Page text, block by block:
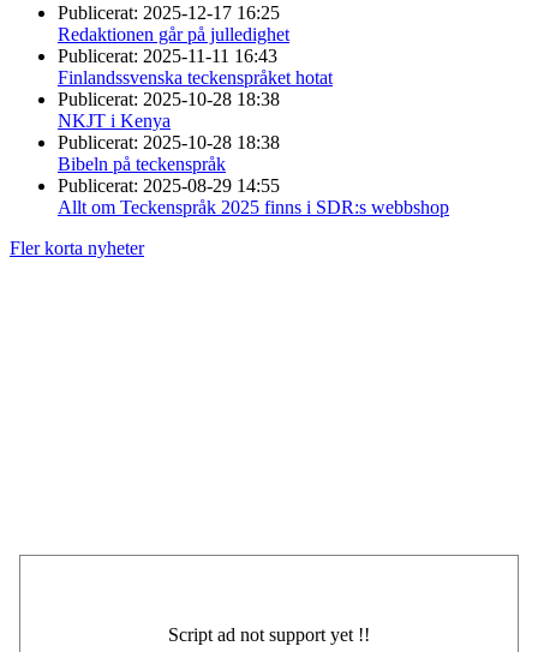
Publicerat: 2025-12-17 16:25
Redaktionen går på julledighet
Publicerat: 2025-11-11 16:43
Finlandssvenska teckenspråket hotat
Publicerat: 2025-10-28 18:38
NKJT i Kenya
Publicerat: 2025-10-28 18:38
Bibeln på teckenspråk
Publicerat: 2025-08-29 14:55
Allt om Teckenspråk 2025 finns i SDR:s webbshop
Fler korta nyheter